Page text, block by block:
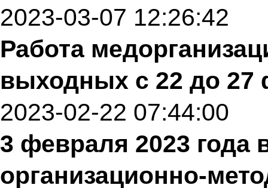
2023-03-07 12:26:42
Работа
выходных с 22 до 27
2023-02-22 07:44:00
3 февраля 2023 года
организационно-